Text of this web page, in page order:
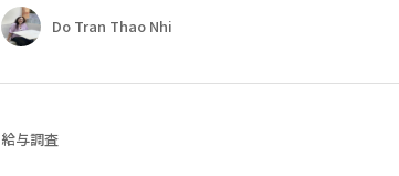
Do Tran Thao Nhi
給与調査